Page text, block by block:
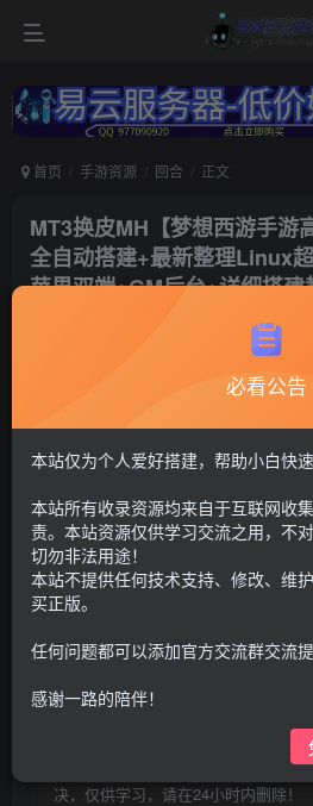
首页 手游资源 回合 正文
MT3换皮MH【梦想西游手游
全自动搭建+最新整理Linux
苹果双端+GM后台+详细搭
梦幻西游46
G币30 限
G币
个人会员G币9.9
购买前请先看完新手教程,未认真看完
点击查看
仅支持云服务器搭建，适用于小白快
常进入游戏和后台使用，如有苹果
bug，若后面因为bug或者其他原因导
决，仅供学习，请在24小时内删除！
付费资源
必看公告
本站仅为个人爱好搭建，帮助小白快
本站所有收录资源均来自于互联网收
责。本站资源仅供学习交流之用，不
切勿非法用途！
本站不提供任何技术支持、修改、维
买正版。
任何问题都可以添加官方交流群交流提
感谢一路的陪伴！